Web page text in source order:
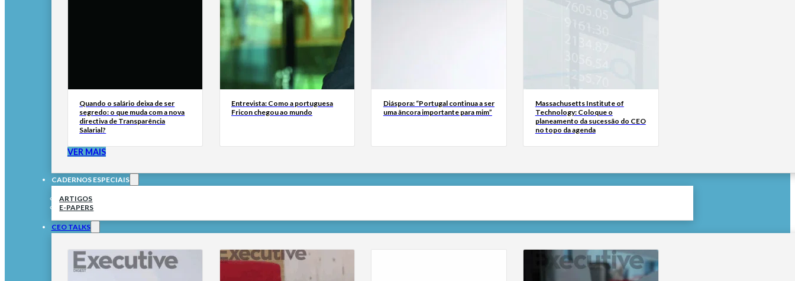
Quando o salário deixa de ser
segredo: o que muda com a nova
directiva de Transparência
Salarial?
Entrevista: Como a portuguesa
Fricon chegou ao mundo
Diáspora: “Portugal continua a ser
uma âncora importante para mim”
Massachusetts Institute of
Technology: Coloque o
planeamento da sucessão do CEO
no topo da agenda
VER MAIS
CADERNOS ESPECIAIS
ARTIGOS
E-PAPERS
CEO TALKS